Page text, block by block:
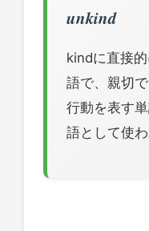
unkind
kindに直接
語で、親切
行動を表す
語として使